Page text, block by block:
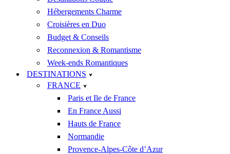
Hébergements Charme
Croisières en Duo
Budget & Conseils
Reconnexion & Romantisme
Week-ends Romantiques
DESTINATIONS
FRANCE
Paris et Ile de France
En France Aussi
Hauts de France
Normandie
Provence-Alpes-Côte d’Azur